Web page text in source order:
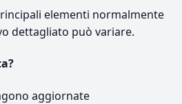
elementi normalmente
dettagliato può variare.
aggiornate